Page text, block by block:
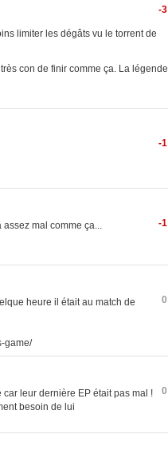
-3
limiter les dégâts vu le torrent de
con de finir comme ça. La légende
-1
-1
mal comme ça...
0
heure il était au match de
game/
0
leur dernière EP était pas mal !
besoin de lui